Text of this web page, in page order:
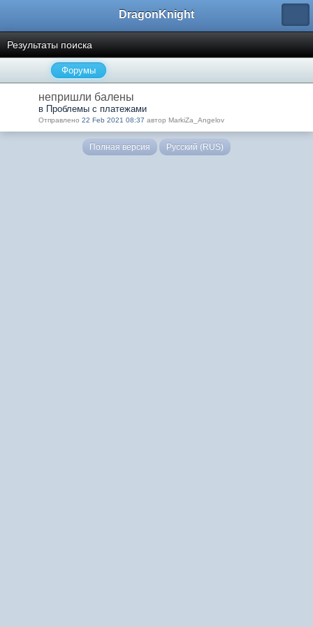
DragonKnight
Результаты поиска
Форумы
непришли балены
в Проблемы с платежами
Отправлено 22 Feb 2021 08:37 автор MarkiZa_Angelov
Полная версия Русский (RUS)